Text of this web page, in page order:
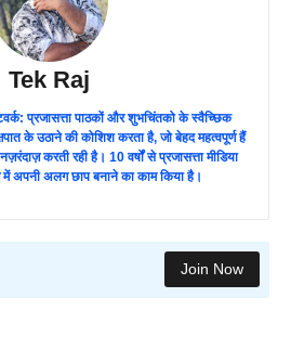
Tek Raj
प्रजासत्ता पाठकों और शुभचिंतको के स्वैच्छिक
के उठाने की कोशिश करता है, जो बेहद महत्वपूर्ण हैं
करती रही है। 10 वर्षों से प्रजासत्ता मीडिया
अपनी अलग छाप बनाने का काम किया है।
Join Now